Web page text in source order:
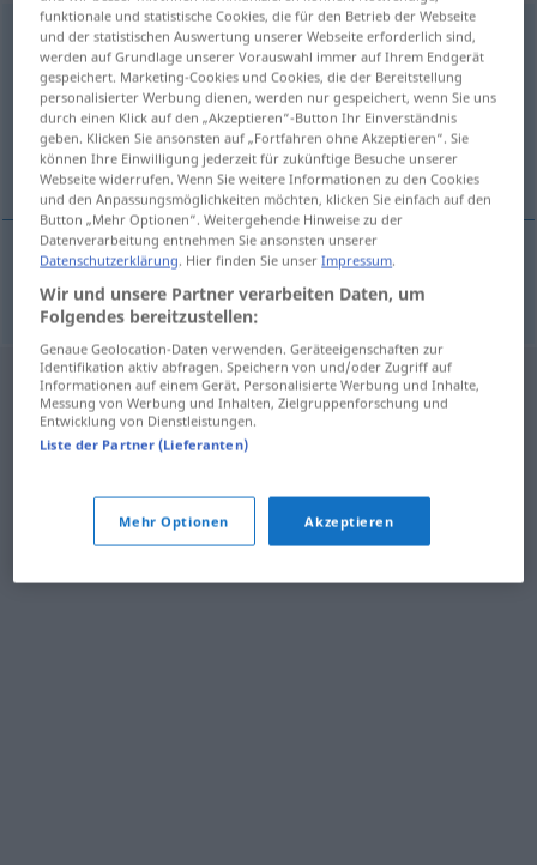
Wasseruhrf
Übersicht aller Übersetzungen
(Für mehr Details die Übersetzung anklicken/antippen)
compteur à eau
compteurmàeau Wasseruhr
funktionale und statistische Cookies, die für den Betrieb der Webseite
und der statistischen Auswertung unserer Webseite erforderlich sind,
werden auf Grundlage unserer Vorauswahl immer auf Ihrem Endgerät
gespeichert. Marketing-Cookies und Cookies, die der Bereitstellung
personalisierter Werbung dienen, werden nur gespeichert, wenn Sie uns
durch einen Klick auf den „Akzeptieren“-Button Ihr Einverständnis
geben. Klicken Sie ansonsten auf „Fortfahren ohne Akzeptieren“. Sie
können Ihre Einwilligung jederzeit für zukünftige Besuche unserer
Webseite widerrufen. Wenn Sie weitere Informationen zu den Cookies
und den Anpassungsmöglichkeiten möchten, klicken Sie einfach auf den
Button „Mehr Optionen“. Weitergehende Hinweise zu der
Datenverarbeitung entnehmen Sie ansonsten unserer
Datenschutzerklärung. Hier finden Sie unserImpressum.
Wir und unsere Partner verarbeiten Daten, um
Folgendes bereitzustellen:
Genaue Geolocation-Daten verwenden. Geräteeigenschaften zur
Identifikation aktiv abfragen. Speichern von und/oder Zugriff auf
Informationen auf einem Gerät. Personalisierte Werbung und Inhalte,
Messung von Werbung und Inhalten, Zielgruppenforschung und
Entwicklung von Dienstleistungen.
Liste der Partner (Lieferanten)
Mehr Optionen Akzeptieren